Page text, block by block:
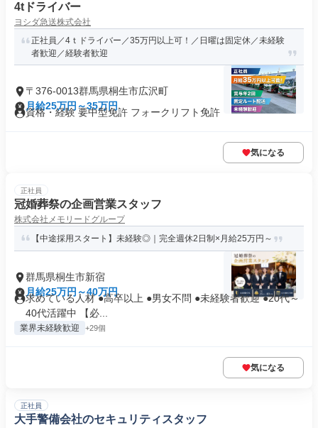
4tドライバー
ヨシダ急送株式会社
正社員／4ｔドライバー／35万円以上可！／日曜は固定休／未経験
者歓迎／経験者歓迎
〒376-0013群馬県桐生市広沢町
月給25万円～35万円
資格・経験 要中型免許 フォークリフト免許
気になる
正社員
冠婚葬祭の企画営業スタッフ
株式会社メモリードグループ
【中途採用スタート】未経験◎｜完全週休2日制×月給25万円～
群馬県桐生市新宿
月給25万円～40万円
求めている人材 ●高卒以上 ●男女不問 ●未経験者歓迎 ●20代～
40代活躍中 【必...
業界未経験歓迎 +29個
気になる
正社員
大手警備会社のセキュリティスタッフ